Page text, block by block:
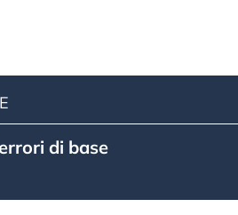
di base